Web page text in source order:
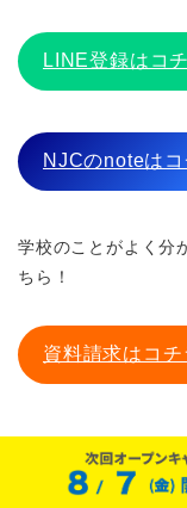
LINE登録はコ
NJCのnoteはコ
学校のことがよく分
ちら！
資料請求はコチ
NJCは